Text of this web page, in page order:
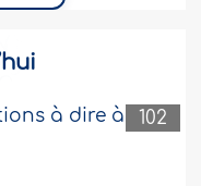
102
à dire à